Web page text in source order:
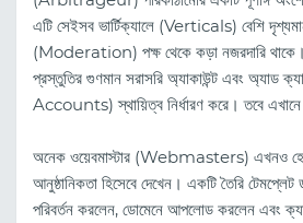
এটি সেইসব ভার্টিক্যালে (Verticals) বেশি
(Moderation) পক্ষ থেকে কড়া নজরদারি থাকে।
প্রস্তুতির গুণমান সরাসরি অ্যাকাউন্ট এবং অ্যাড
Accounts) স্থায়িত্ব নির্ধারণ করে। তবে
অনেক ওয়েবমাস্টার (Webmasters) এখনও
আনুষ্ঠানিকতা হিসেবে দেখেন। একটি তৈরি
পরিবর্তন করলেন, ডোমেনে আপলোড করলেন এবং